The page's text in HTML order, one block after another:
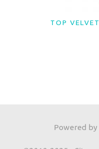
TOP
Powered by